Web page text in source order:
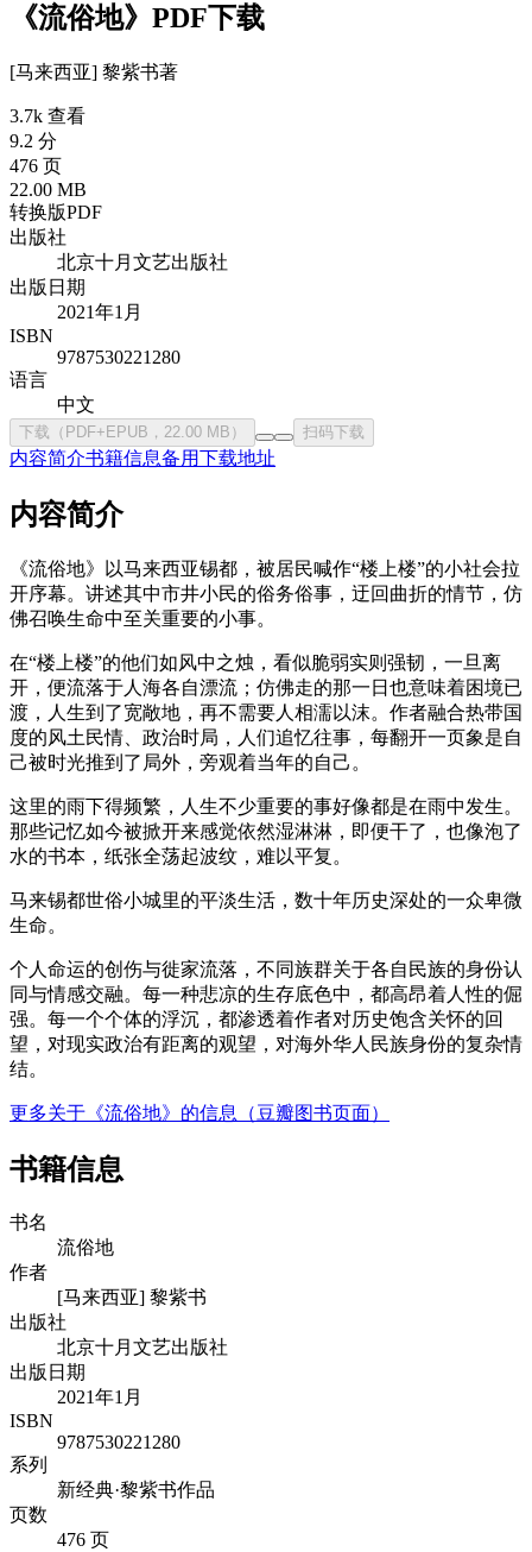
《流俗地》PDF下载
[马来西亚] 黎紫书著
3.7k 查看
9.2 分
476 页
22.00 MB
转换版PDF
出版社
北京十月文艺出版社
出版日期
2021年1月
ISBN
9787530221280
语言
中文
下载（PDF+EPUB，22.00 MB） 扫码下载
内容简介书籍信息备用下载地址
内容简介
《流俗地》以马来西亚锡都，被居民喊作“楼上楼”的小社会拉
开序幕。讲述其中市井小民的俗务俗事，迂回曲折的情节，仿
佛召唤生命中至关重要的小事。
在“楼上楼”的他们如风中之烛，看似脆弱实则强韧，一旦离
开，便流落于人海各自漂流；仿佛走的那一日也意味着困境已
渡，人生到了宽敞地，再不需要人相濡以沫。作者融合热带国
度的风土民情、政治时局，人们追忆往事，每翻开一页象是自
己被时光推到了局外，旁观着当年的自己。
这里的雨下得频繁，人生不少重要的事好像都是在雨中发生。
那些记忆如今被掀开来感觉依然湿淋淋，即便干了，也像泡了
水的书本，纸张全荡起波纹，难以平复。
马来锡都世俗小城里的平淡生活，数十年历史深处的一众卑微
生命。
个人命运的创伤与徙家流落，不同族群关于各自民族的身份认
同与情感交融。每一种悲凉的生存底色中，都高昂着人性的倔
强。每一个个体的浮沉，都渗透着作者对历史饱含关怀的回
望，对现实政治有距离的观望，对海外华人民族身份的复杂情
结。
更多关于《流俗地》的信息（豆瓣图书页面）
书籍信息
书名
流俗地
作者
[马来西亚] 黎紫书
出版社
北京十月文艺出版社
出版日期
2021年1月
ISBN
9787530221280
系列
新经典·黎紫书作品
页数
476 页